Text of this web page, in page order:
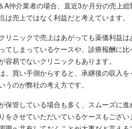
A仲介業者の場合、直近3か月分の売上
売上ではなく利益だと考えています。
リニックで売上はあがっても薬価利益
てしまっているケースや、診療報酬に
容易でないクリニックもあります。
、買い手側からすると、承継後の収入
のが弊社の考え方です。
保管している場合も多く、スムーズに
をさせていただいているケースもござい